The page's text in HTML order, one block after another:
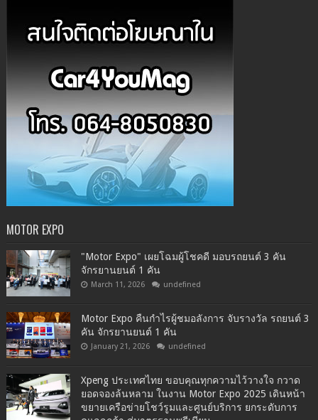
MOTOR EXPO
"Motor Expo" เผยโฉมผู้โชคดี มอบรถยนต์ 3 คัน
จักรยานยนต์ 1 คัน
March 11, 2026 undefined
Motor Expo คืนกำไรผู้ชมอลังการ จับรางวัล รถยนต์ 3
คัน จักรยานยนต์ 1 คัน
January 21, 2026 undefined
Xpeng ประเทศไทย ขอบคุณทุกความไว้วางใจ กวาด
ยอดจองล้นหลาม ในงาน Motor Expo 2025 เดินหน้า
ขยายเครือข่ายโชว์รูมและศูนย์บริการ ยกระดับการ